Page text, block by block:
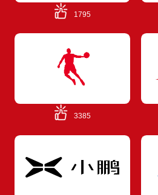
1795
3385